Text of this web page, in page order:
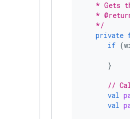
* Gets
*
   */
private
if (
}
//
val
val